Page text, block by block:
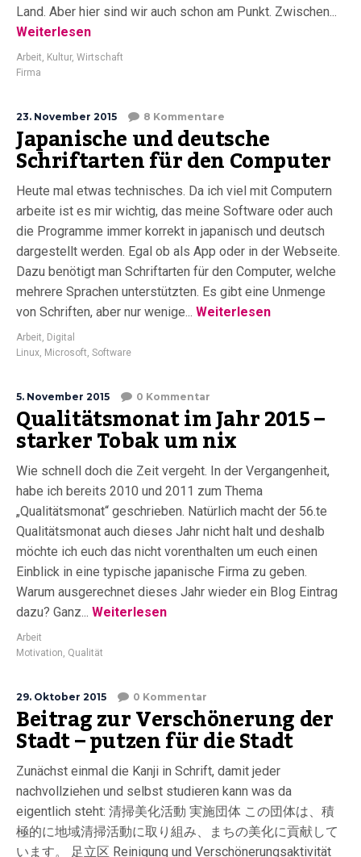
Land. Aber hier sind wir auch schon am Punkt. Zwischen...
Weiterlesen
Arbeit Kultur, Wirtschaft
Firma
23. November 2015 8 Kommentare
Japanische und deutsche
Schriftarten für den Computer
Heute mal etwas technisches. Da ich viel mit Computern
arbeite ist es mir wichtig, das meine Software oder auch
die Programme immer korrekt in japanisch und deutsch
dargestellt werden. Egal ob als App oder in der Webseite.
Dazu benötigt man Schriftarten für den Computer, welche
mehrere Sprachen unterstützten. Es gibt eine Unmenge
von Schriften, aber nur wenige... Weiterlesen
Arbeit Digital
Linux Microsoft Software
5. November 2015 0 Kommentar
Qualitätsmonat im Jahr 2015 –
starker Tobak um nix
Wie schnell doch die Zeit vergeht. In der Vergangenheit,
habe ich bereits 2010 und 2011 zum Thema
„Qualitätsmonat“ geschrieben. Natürlich macht der 56.te
Qualitätsmonat auch dieses Jahr nicht halt und deshalb
möchte ich euch das nicht vorenthalten um euch einen
Einblick in eine typische japanische Firma zu geben.
Warum ausgerechnet dieses Jahr wieder ein Blog Eintrag
dazu? Ganz... Weiterlesen
Arbeit
Motivation Qualität
29. Oktober 2015 0 Kommentar
Beitrag zur Verschönerung der
Stadt – putzen für die Stadt
Zunächst einmal die Kanji in Schrift, damit jeder
nachvollziehen und selbst studieren kann was da
eigentlich steht: 清掃美化活動 実施団体 この団体は、積
極的に地域清掃活動に取り組み、まちの美化に貢献して
います。 足立区 Reinigung und Verschönerungsaktivität